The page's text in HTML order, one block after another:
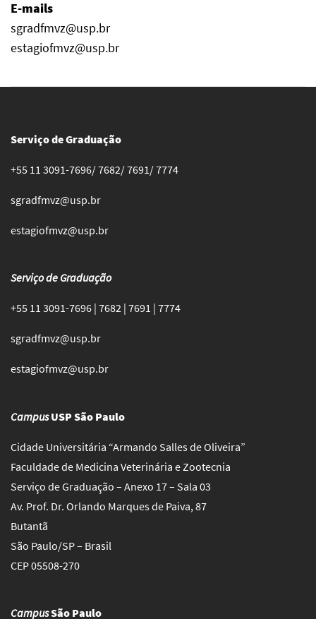
E-mails
sgradfmvz@usp.br
estagiofmvz@usp.br
Serviço de Graduação
+55 11 3091-7696/ 7682/ 7691/ 7774
sgradfmvz@usp.br
estagiofmvz@usp.br
Serviço de Graduação
+55 11 3091-7696 | 7682 | 7691 | 7774
sgradfmvz@usp.br
estagiofmvz@usp.br
CampusUSP São Paulo
Cidade Universitária “Armando Salles de Oliveira”
Faculdade de Medicina Veterinária e Zootecnia
Serviço de Graduação – Anexo 17 – Sala 03
Av. Prof. Dr. Orlando Marques de Paiva, 87
Butantã
São Paulo/SP – Brasil
CEP 05508-270
CampusSão Paulo